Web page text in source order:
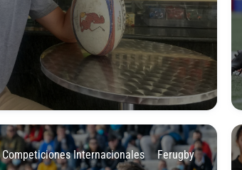
Competiciones Internacionales Ferugby